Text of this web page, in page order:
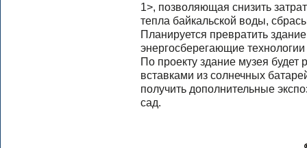
1>, позволяющая снизить
тепла байкальской воды,
Планируется превратить
энергосберегающие
По проекту здание музея
вставками из солнечных
получить дополнительные
сад.